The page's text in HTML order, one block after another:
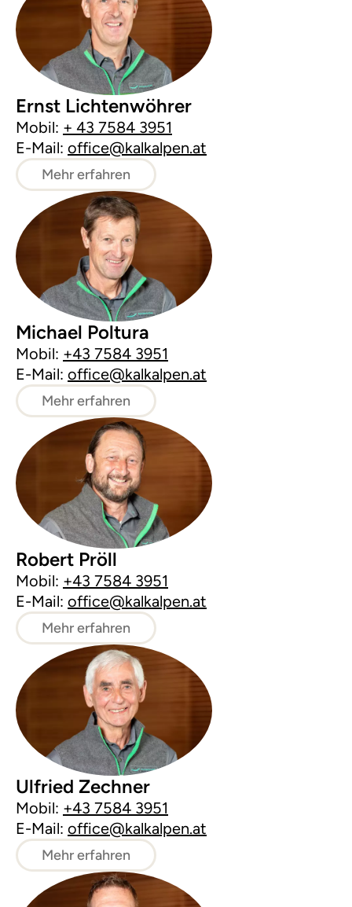
Ernst Lichtenwöhrer
Mobil: + 43 7584 3951
E-Mail: office@kalkalpen.at
Mehr erfahren
Michael Poltura
Mobil: +43 7584 3951
E-Mail: office@kalkalpen.at
Mehr erfahren
Robert Pröll
Mobil: +43 7584 3951
E-Mail: office@kalkalpen.at
Mehr erfahren
Ulfried Zechner
Mobil: +43 7584 3951
E-Mail: office@kalkalpen.at
Mehr erfahren